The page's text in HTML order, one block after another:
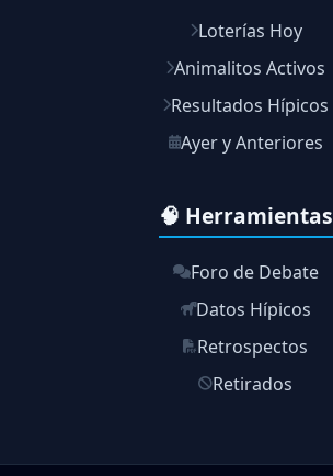
Loterías Hoy
Animalitos Activos
Resultados Hípicos
Ayer y Anteriores
🧠 Herramientas
Foro de Debate
Datos Hípicos
Retrospectos
Retirados